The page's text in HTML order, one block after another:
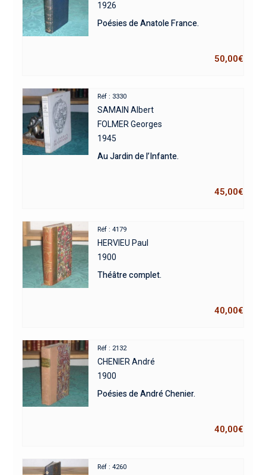
1926
Poésies de Anatole France.
50,00€
Réf : 3330
SAMAIN Albert
FOLMER Georges
1945
Au Jardin de l’Infante.
45,00€
Réf : 4179
HERVIEU Paul
1900
Théâtre complet.
40,00€
Réf : 2132
CHENIER André
1900
Poésies de André Chenier.
40,00€
Réf : 4260